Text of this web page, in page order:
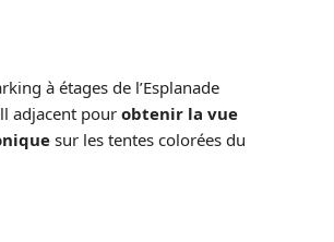
à étages de l’Esplanade
adjacent pour obtenir la vue
sur les tentes colorées du